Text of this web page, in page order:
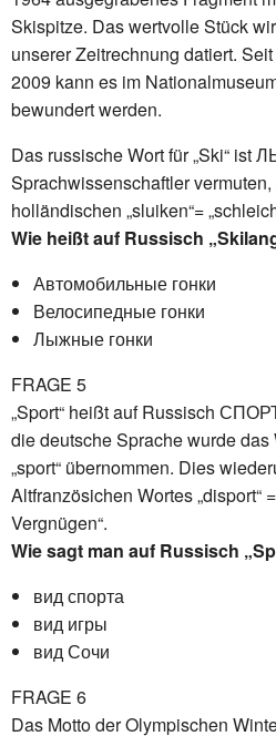
Skispitze. Das wertvolle Stück
unserer Zeitrechnung datiert.
2009 kann es im
bewundert werden.
Das russische Wort für „Ski“ ist
Sprachwissenschaftler
holländischen „sluiken“=
Wie heißt auf Russisch
Автомобильные гонки
Велосипедные гонки
Лыжные гонки
FRAGE 5
„Sport“ heißt auf Russisch
die deutsche Sprache wurde
„sport“ übernommen. Dies
Altfranzösichen Wortes „disport“
Vergnügen“.
Wie sagt man auf Russisch
вид спорта
вид игры
вид Сочи
FRAGE 6
Das Motto der Olympischen